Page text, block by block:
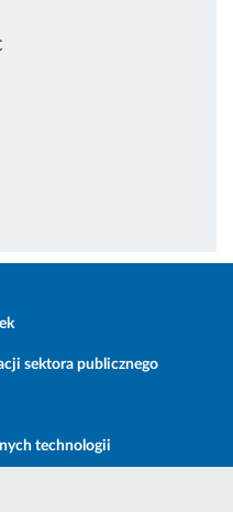
sektora publicznego
technologii